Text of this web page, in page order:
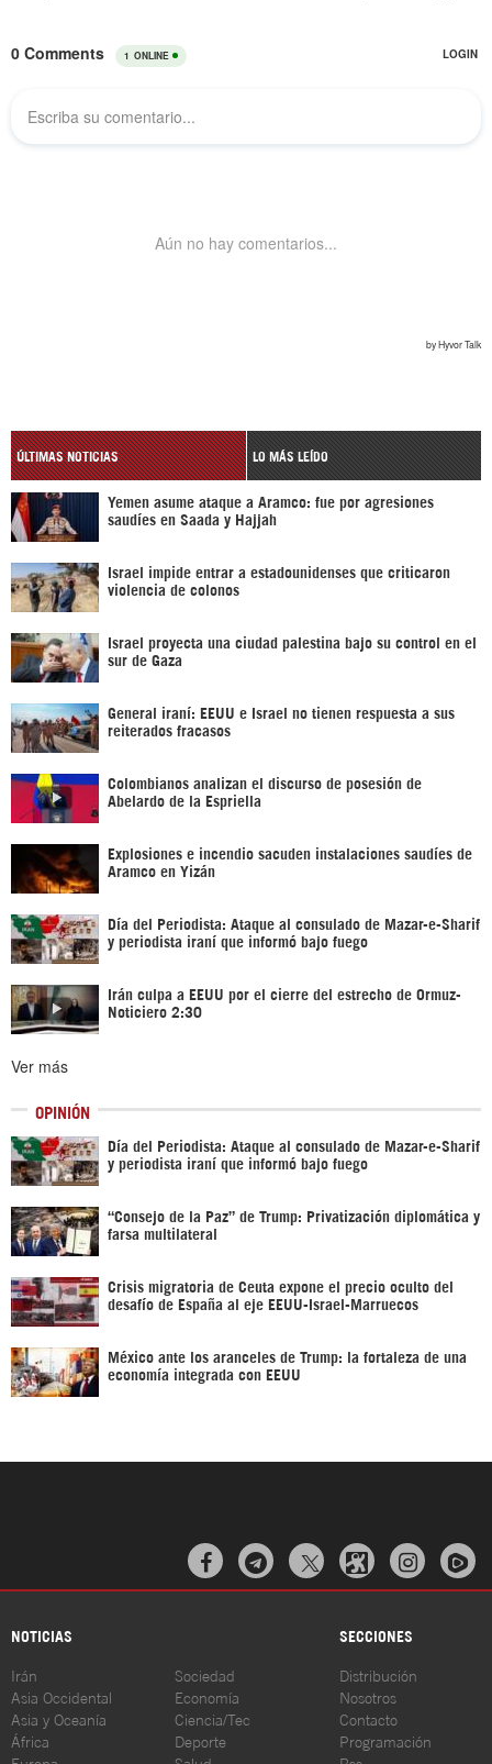
ÚLTIMAS NOTICIAS LO MÁS LEÍDO
Yemen asume ataque a Aramco: fue por agresiones
saudíes en Saada y Hajjah
Israel impide entrar a estadounidenses que criticaron
violencia de colonos
Israel proyecta una ciudad palestina bajo su control en el
sur de Gaza
General iraní: EEUU e Israel no tienen respuesta a sus
reiterados fracasos
Colombianos analizan el discurso de posesión de
Abelardo de la Espriella
Explosiones e incendio sacuden instalaciones saudíes de
Aramco en Yizán
Día del Periodista: Ataque al consulado de Mazar-e-Sharif
y periodista iraní que informó bajo fuego
Irán culpa a EEUU por el cierre del estrecho de Ormuz-
Noticiero 2:30
Ver más
OPINIÓN
Día del Periodista: Ataque al consulado de Mazar-e-Sharif
y periodista iraní que informó bajo fuego
“Consejo de la Paz” de Trump: Privatización diplomática y
farsa multilateral
Crisis migratoria de Ceuta expone el precio oculto del
desafío de España al eje EEUU-Israel-Marruecos
México ante los aranceles de Trump: la fortaleza de una
economía integrada con EEUU
  
NOTICIAS SECCIONES
Irán
Asia Occidental
Asia y Oceanía
África
Europa
Sociedad
Economía
Ciencia/Tec
Deporte
Salud
Distribución
Nosotros
Contacto
Programación
Rss